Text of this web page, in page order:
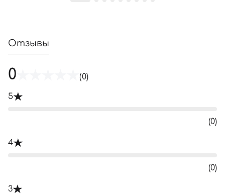
Отзывы
0 (0)
5
(0)
4
(0)
3